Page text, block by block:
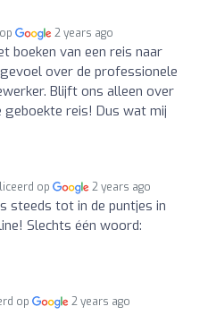
2 years ago
boeken van een reis naar
over de professionele
Blijft ons alleen over
reis! Dus wat mij
op 2 years ago
steeds tot in de puntjes in
Slechts één woord:
op 2 years ago